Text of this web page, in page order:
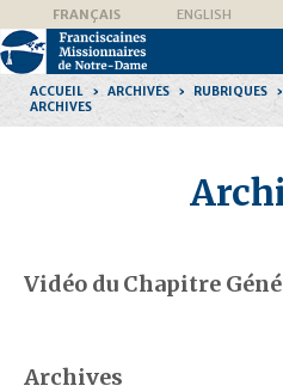
contenu.
|
Aller
navigation
personnelsFRANÇAIS ENGLISH
ACCUEIL › ARCHIVES › RUBRIQUES ›
ARCHIVES
Vidéo du Chapitre
Archives